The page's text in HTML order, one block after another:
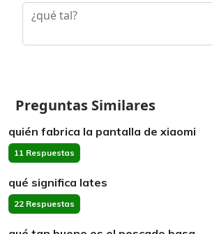
Preguntas Similares
quién fabrica la pantalla de xiaomi
11 Respuestas
qué significa lates
22 Respuestas